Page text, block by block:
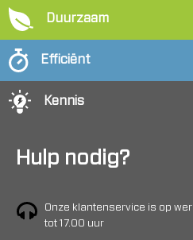
Duurzaam
Efficiënt
Kennis
Hulp nodig?
Onze klantenservice is op
tot 17.00 uur